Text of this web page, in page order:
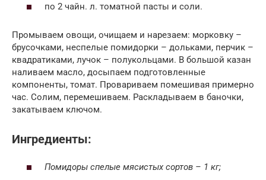
по 2 чайн. л. томатной пасты и соли.
Промываем овощи, очищаем и нарезаем: морковку –
брусочками, неспелые помидорки – дольками, перчик –
квадратиками, лучок – полукольцами. В большой казан
наливаем масло, досыпаем подготовленные
компоненты, томат. Провариваем помешивая примерно
час. Солим, перемешиваем. Раскладываем в баночки,
закатываем ключом.
Ингредиенты:
Помидоры спелые мясистых сортов – 1 кг;